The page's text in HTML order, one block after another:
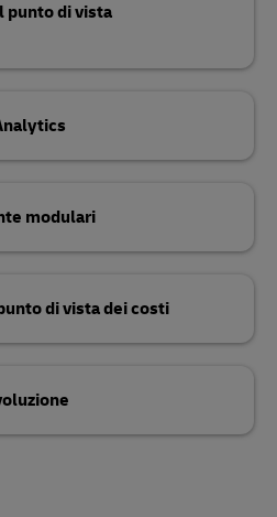
punto di vista
modulari
di vista dei costi